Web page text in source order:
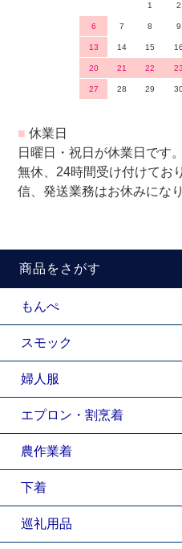
1 2
6 7 8 9
13 14 15 16
20 21 22 23
27 28 29
■ 休業日
日曜日・祝日が休業日です
無休、24時間受け付けてお
信、発送業務はお休みにな
商品をさがす
もんぺ
スモック
婦人服
エプロン・割烹着
農作業着
下着
巡礼用品